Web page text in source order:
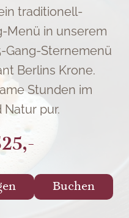
traditionell-
Menü in unserem
Gang-Sternemenü
Berlins Krone.
Stunden im
Natur pur.
Buchen